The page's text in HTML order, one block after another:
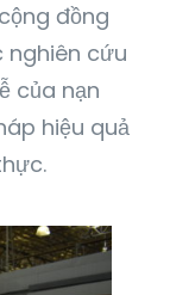
đồng
nghiên cứu
của nạn
hiệu quả